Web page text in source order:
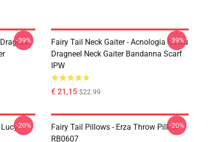
-39%
Fairy Tail Neck Gaiter - Acnologia Natsu
Dragneel Neck Gaiter Bandanna Scarf
IPW
€ 21,15 $22.99
-39%
-20%
Fairy Tail Pillows - Erza Throw Pillow
RB0607
-20%